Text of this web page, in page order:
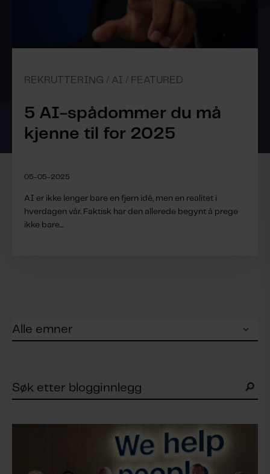
REKRUTTERING / AI / FEATURED
5 AI-spådommer du må
kjenne til for 2025
05-05-2025
AI er ikke lenger bare en fjern idé, men en realitet i
hverdagen vår. Faktisk har den allerede begynt å prege
ikke bare...